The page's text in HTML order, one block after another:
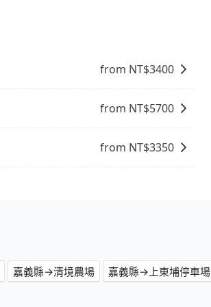
from NT$3400
from NT$5700
from NT$3350
嘉義縣→清境農場 嘉義縣→上東埔停車場